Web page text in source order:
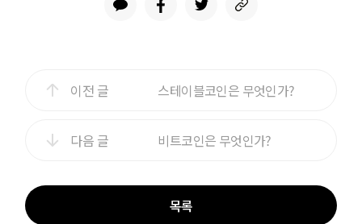
이전 글 스테이블코인은 무엇인가?
다음 글 비트코인은 무엇인가?
목록